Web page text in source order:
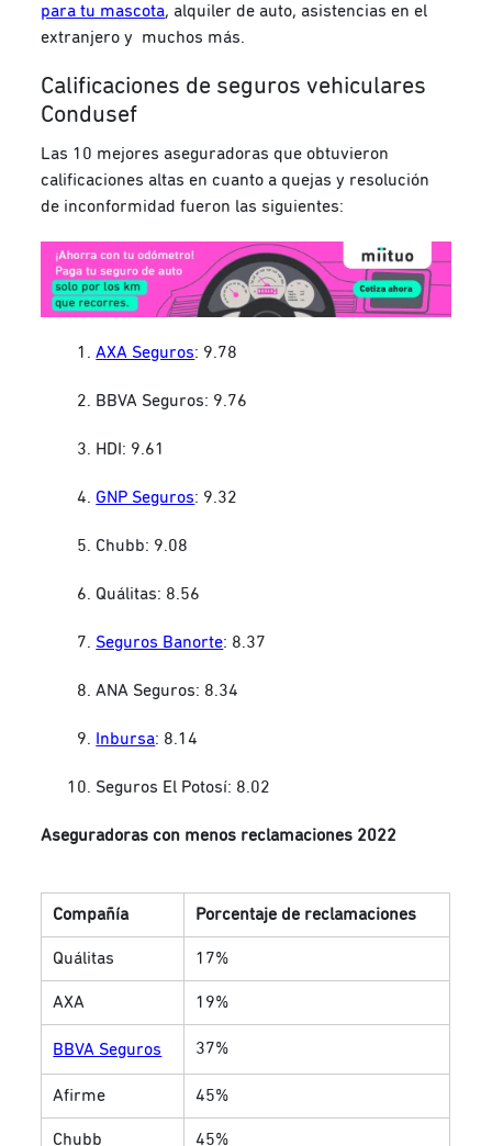
para tu mascota, alquiler de auto, asistencias en el
extranjero y muchos más.
Calificaciones de seguros vehiculares
Condusef
Las 10 mejores aseguradoras que obtuvieron
calificaciones altas en cuanto a quejas y resolución
de inconformidad fueron las siguientes:
AXA Seguros: 9.78
BBVA Seguros: 9.76
HDI: 9.61
GNP Seguros: 9.32
Chubb: 9.08
Quálitas: 8.56
Seguros Banorte: 8.37
ANA Seguros: 8.34
Inbursa: 8.14
Seguros El Potosí: 8.02
Aseguradoras con menos reclamaciones 2022
Compañía Porcentaje de reclamaciones
Quálitas 17%
AXA 19%
BBVA Seguros 37%
Afirme 45%
Chubb 45%